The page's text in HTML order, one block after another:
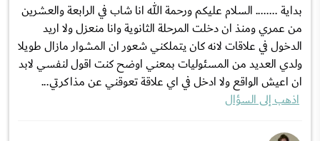
بداية ........ السلام عليكم ورحمة الله انا شاب في الرابعة والعشرين
من عمري ومنذ ان دخلت المرحلة الثانوية وانا منعزل ولا اريد
الدخول في علاقات لانه كان يتملكني شعور ان المشوار مازال طويلا
ولدي العديد من المسئوليات بمعني اوضح كنت اقول لنفسي لابد
ان اعيش الواقع ولا ادخل في اي علاقة تعوقني عن مذاكرتي...
اذهب إلى السؤال